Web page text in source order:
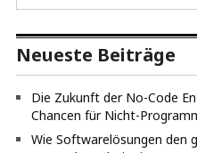
Neueste Beiträge
Die Zukunft der No-Code
Chancen für Nicht-
Wie Softwarelösungen den